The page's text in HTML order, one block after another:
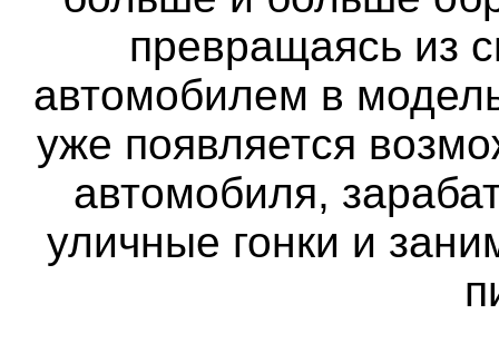
превращаясь из
автомобилем в
уже появляется
автомобиля,
уличные гонки и